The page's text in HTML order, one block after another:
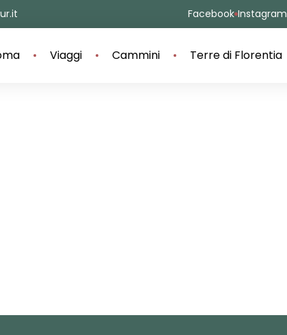
Facebook Instagram
Viaggi Cammini Terre di Florentia